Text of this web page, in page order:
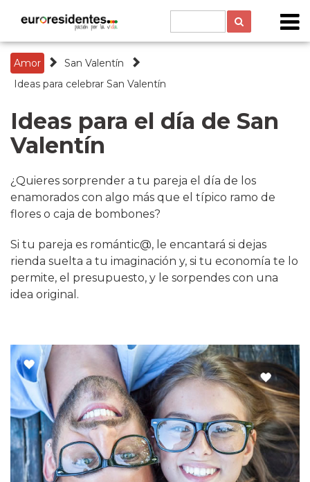
Amor
San Valentín
Ideas para celebrar San Valentín
Ideas para el día de San
Valentín
¿Quieres sorprender a tu pareja el día de los
enamorados con algo más que el típico ramo de
flores o caja de bombones?
Si tu pareja es romántic@, le encantará si dejas
rienda suelta a tu imaginación y, si tu economía te lo
permite, el presupuesto, y le sorpendes con una
idea original.